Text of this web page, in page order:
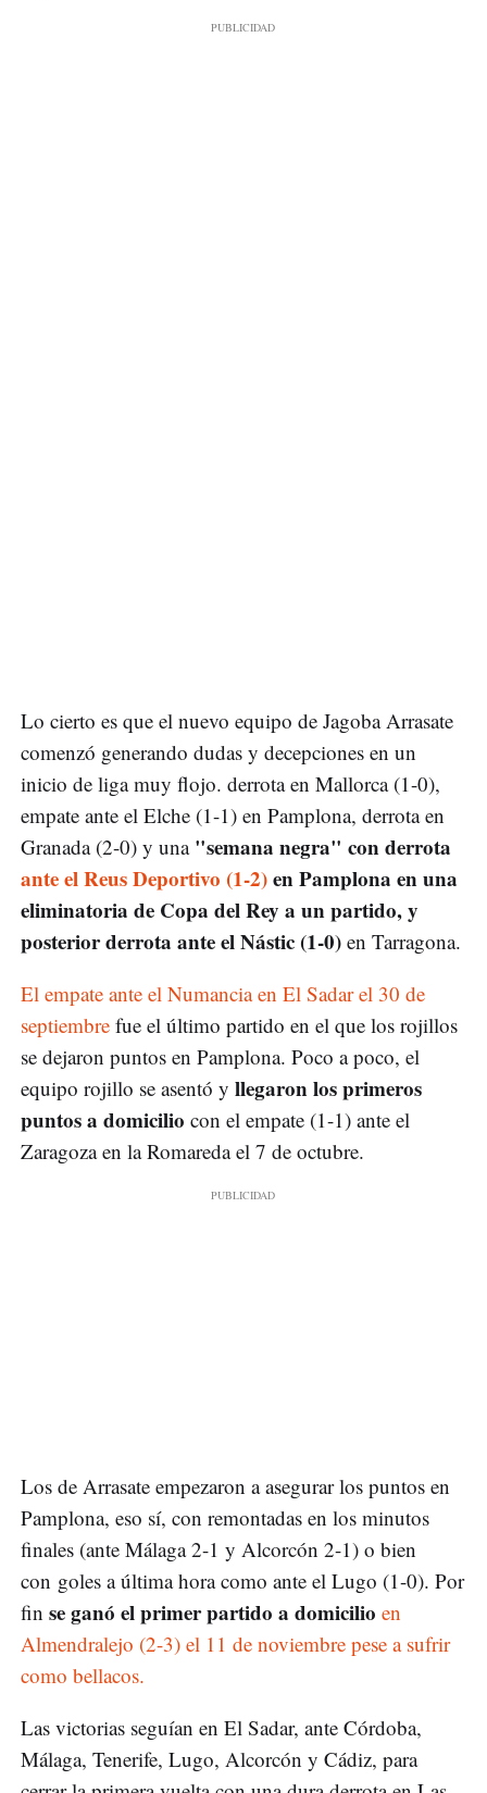
Lo cierto es que el nuevo equipo de Jagoba Arrasate
comenzó generando dudas y decepciones en un
inicio de liga muy flojo. derrota en Mallorca (1-0),
empate ante el Elche (1-1) en Pamplona, derrota en
Granada (2-0) y una"semana negra" con derrota
ante el Reus Deportivo (1-2)en Pamplona en una
eliminatoria de Copa del Rey a un partido, y
posterior derrota ante el Nástic (1-0) en Tarragona.
El empate ante el Numancia en El Sadar el 30 de
septiembre fue el último partido en el que los rojillos
se dejaron puntos en Pamplona. Poco a poco, el
equipo rojillo se asentó y llegaron los primeros
puntos a domicilio con el empate (1-1) ante el
Zaragoza en la Romareda el 7 de octubre.
Los de Arrasate empezaron a asegurar los puntos en
Pamplona, eso sí, con remontadas en los minutos
finales (ante Málaga 2-1 y Alcorcón 2-1) o bien
con goles a última hora como ante el Lugo (1-0). Por
fin se ganó el primer partido a domicilio en
Almendralejo (2-3) el 11 de noviembre pese a sufrir
como bellacos.
Las victorias seguían en El Sadar, ante Córdoba,
Málaga, Tenerife, Lugo, Alcorcón y Cádiz, para